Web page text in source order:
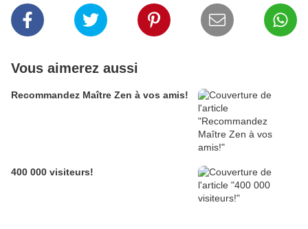
Vous aimerez aussi
Recommandez Maître Zen à vos amis!
400 000 visiteurs!